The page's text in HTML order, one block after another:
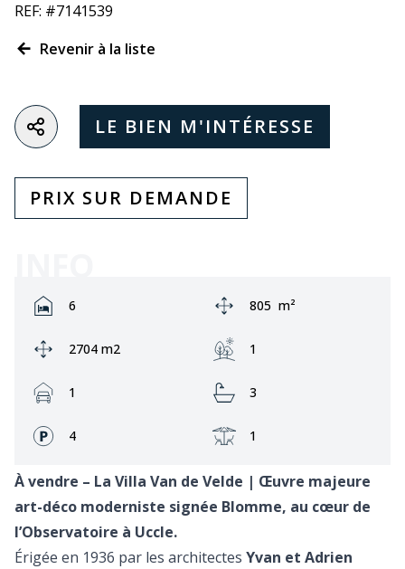
REF: #7141539
Revenir à la liste
LE BIEN M'INTÉRESSE
PRIX SUR DEMANDE
Rooms:
6 Zone:
805 m²
Ground area:
2704 m2 Jardin:
1
Garage:
1 Bathrooms:
3
Façades:
4 Terrasse:
1
À vendre – La Villa Van de Velde | Œuvre majeure
art-déco moderniste signée Blomme, au cœur de
l’Observatoire à Uccle.
Érigée en 1936 par les architectes Yvan et Adrien